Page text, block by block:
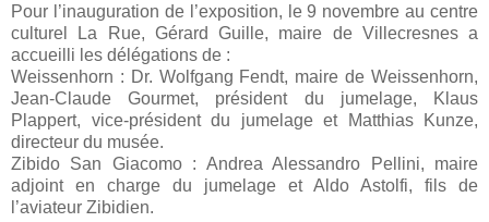
Pour l’inauguration de l’exposition, le 9 novembre au centre
culturel La Rue, Gérard Guille, maire de Villecresnes a
accueilli les délégations de :
Weissenhorn : Dr. Wolfgang Fendt, maire de Weissenhorn,
Jean-Claude Gourmet, président du jumelage, Klaus
Plappert, vice-président du jumelage et Matthias Kunze,
directeur du musée.
Zibido San Giacomo : Andrea Alessandro Pellini, maire
adjoint en charge du jumelage et Aldo Astolfi, fils de
l’aviateur Zibidien.